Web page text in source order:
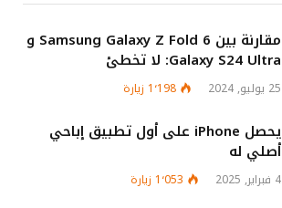
مقارنة بين Samsung Galaxy Z Fold 6 و
Galaxy S24 Ultra: لا تخطئ
25 يوليو, 2024 1٬198 زيارة
يحصل iPhone على أول تطبيق إباحي
أصلي له
4 فبراير, 2025 1٬053 زيارة